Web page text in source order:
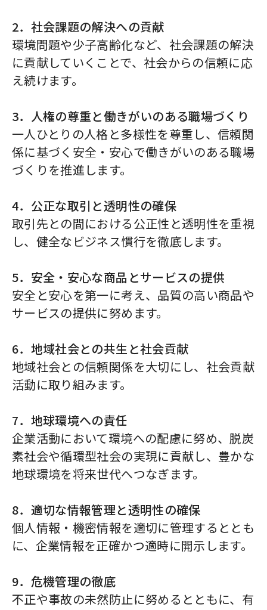
2．社会課題の解決への貢献
環境問題や少子高齢化など、社会課題の解決
に貢献していくことで、社会からの信頼に応
え続けます。
3．人権の尊重と働きがいのある職場づくり
一人ひとりの人格と多様性を尊重し、信頼関
係に基づく安全・安心で働きがいのある職場
づくりを推進します。
4．公正な取引と透明性の確保
取引先との間における公正性と透明性を重視
し、健全なビジネス慣行を徹底します。
5．安全・安心な商品とサービスの提供
安全と安心を第一に考え、品質の高い商品や
サービスの提供に努めます。
6．地域社会との共生と社会貢献
地域社会との信頼関係を大切にし、社会貢献
活動に取り組みます。
7．地球環境への責任
企業活動において環境への配慮に努め、脱炭
素社会や循環型社会の実現に貢献し、豊かな
地球環境を将来世代へつなぎます。
8．適切な情報管理と透明性の確保
個人情報・機密情報を適切に管理するととも
に、企業情報を正確かつ適時に開示します。
9．危機管理の徹底
不正や事故の未然防止に努めるとともに、有